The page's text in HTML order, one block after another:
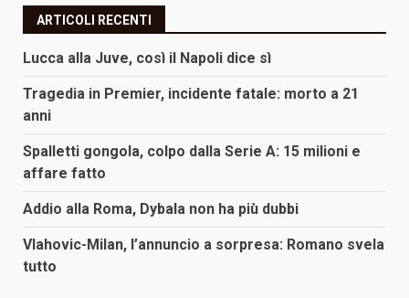
ARTICOLI RECENTI
Lucca alla Juve, così il Napoli dice sì
Tragedia in Premier, incidente fatale: morto a 21
anni
Spalletti gongola, colpo dalla Serie A: 15 milioni e
affare fatto
Addio alla Roma, Dybala non ha più dubbi
Vlahovic-Milan, l’annuncio a sorpresa: Romano svela
tutto